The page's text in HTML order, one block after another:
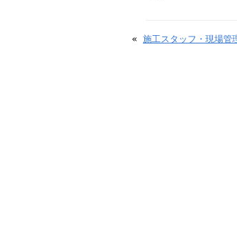
« 施工スタッフ・現場管